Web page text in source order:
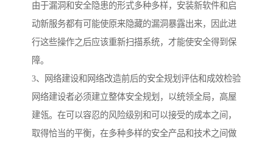
由于漏洞和安全隐患的形式多种多样，安装新软件和启
动新服务都有可能使原来隐藏的漏洞暴露出来，因此进
行这些操作之后应该重新扫描系统，才能使安全得到保
障。
3、网络建设和网络改造前后的安全规划评估和成效检验
网络建设者必须建立整体安全规划，以统领全局，高屋
建瓴。在可以容忍的风险级别和可以接受的成本之间，
取得恰当的平衡，在多种多样的安全产品和技术之间做